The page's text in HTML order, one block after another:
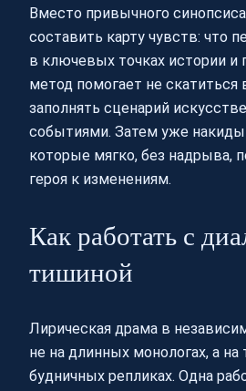
Вместо привычного
составить карту чувств: что
в ключевых точках истории и
метод помогает не скатиться
заполнять сценарий
событиями. Затем уже
которые мягко, без надрыва,
героя к изменениям.
Как работать с
тишиной
Лирическая драма в
не на длинных монологах, а на
будничных репликах. Одна